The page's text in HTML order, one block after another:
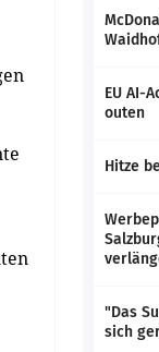
EU AI-
outen
Hitze
"Das
sich